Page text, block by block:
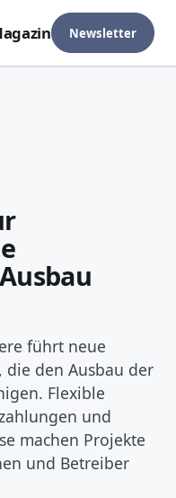
Newsletter
führt neue
die den Ausbau der
Flexible
und
machen Projekte
und Betreiber